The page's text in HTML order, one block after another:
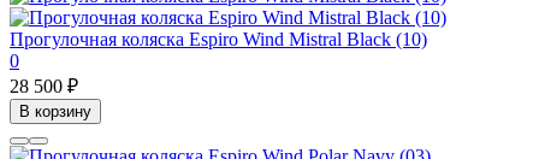
Прогулочная коляска Espiro Wind Mistral Black (10)
0
28 500 ₽
В корзину